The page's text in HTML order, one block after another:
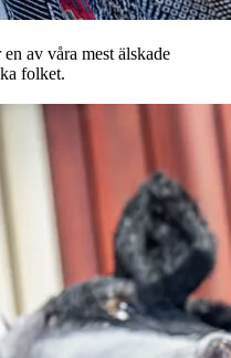
av våra mest älskade
folket.